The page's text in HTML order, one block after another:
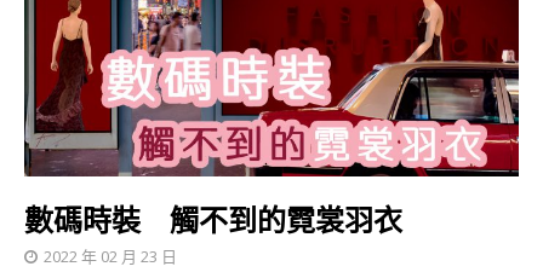
數碼時裝 觸不到的霓裳羽衣
2022 年 02 月 23 日